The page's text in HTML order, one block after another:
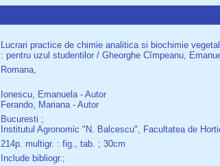
Lucrari practice de chimie analitica si biochimie
: pentru uzul studentilor / Gheorghe Cîmpeanu,
Romana,
Ionescu, Emanuela - Autor
Ferando, Mariana - Autor
Bucuresti ;
Institutul Agronomic "N. Balcescu", Facultatea de
214p. multigr. : fig., tab. ; 30cm
Include bibliogr.;